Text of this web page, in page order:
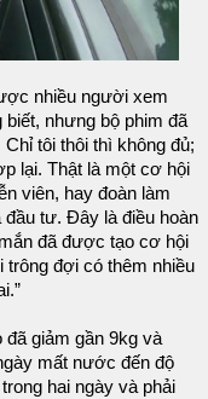
nhiều người xem
biết, nhưng bộ phim đã
tôi thôi thì không đủ;
lại. Thật là một cơ hội
viên, hay đoàn làm
tư. Đây là điều hoàn
đã được tạo cơ hội
đợi có thêm nhiều
giảm gần 9kg và
mất nước đến độ
hai ngày và phải